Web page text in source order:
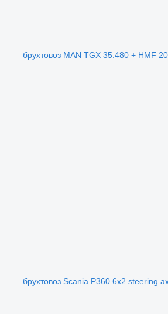
брухтовоз MAN TGX 35.480 + HMF
брухтовоз Scania P360 6x2 steering